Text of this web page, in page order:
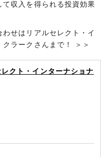
収入を得られる投資効果
せはリアルセレクト・イ
ラークさんまで！ ＞＞
レクト・インターナショナ